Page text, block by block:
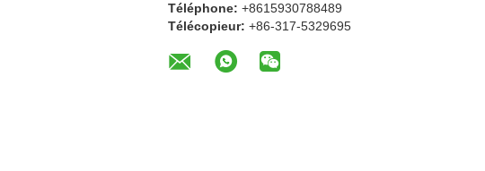
Téléphone: +8615930788489
Télécopieur: +86-317-5329695